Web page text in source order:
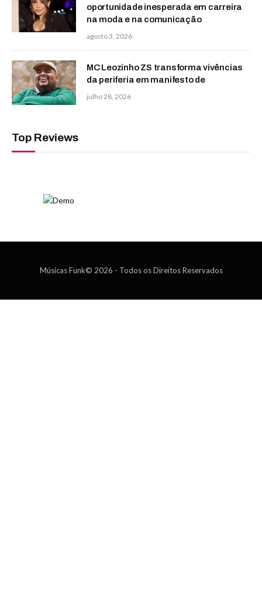
oportunidade inesperada em carreira
na moda e na comunicação
agosto 3, 2026
MC Leozinho ZS transforma vivências
da periferia em manifesto de
julho 28, 2026
Top Reviews
Músicas Funk© 2026 - Todos os Direitos Reservados